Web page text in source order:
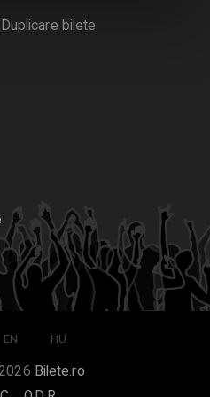
Duplicare bilete
EN HU
Bilete.ro